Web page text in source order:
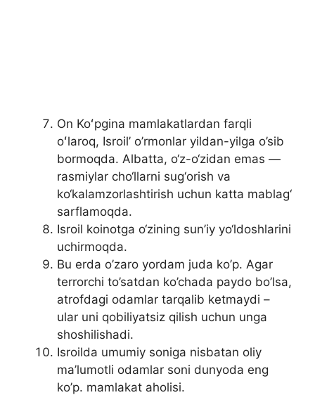
On Koʻpgina mamlakatlardan farqli
oʻlaroq, Isroil’ o’rmonlar yildan-yilga o’sib
bormoqda. Albatta, o‘z-o‘zidan emas —
rasmiylar cho‘llarni sug‘orish va
ko‘kalamzorlashtirish uchun katta mablag‘
sarflamoqda.
Isroil koinotga o‘zining sun’iy yo‘ldoshlarini
uchirmoqda.
Bu erda o’zaro yordam juda ko’p. Agar
terrorchi to’satdan ko’chada paydo bo’lsa,
atrofdagi odamlar tarqalib ketmaydi –
ular uni qobiliyatsiz qilish uchun unga
shoshilishadi.
Isroilda umumiy soniga nisbatan oliy
ma’lumotli odamlar soni dunyoda eng
ko’p. mamlakat aholisi.